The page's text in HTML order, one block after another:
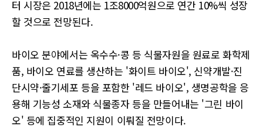
터 시장은 2018년에는 1조8000억원으로 연간 10%씩 성장
할 것으로 전망된다.
바이오 분야에서는 옥수수·콩 등 식물자원을 원료로 화학제
품, 바이오 연료를 생산하는 '화이트 바이오', 신약개발·진
단시약·줄기세포 등을 포함한 '레드 바이오', 생명공학을 응
용해 기능성 소재와 식물종자 등을 만들어내는 '그린 바이
오' 등에 집중적인 지원이 이뤄질 전망이다.